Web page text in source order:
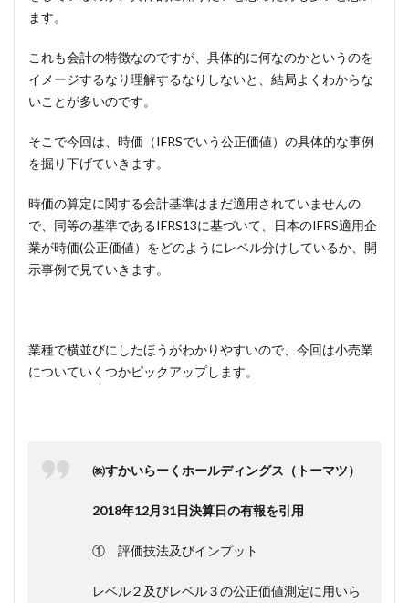
ます。
これも会計の特徴なのですが、具体的に何なのかというのを
イメージするなり理解するなりしないと、結局よくわからな
いことが多いのです。
そこで今回は、時価（IFRSでいう公正価値）の具体的な事例
を掘り下げていきます。
時価の算定に関する会計基準はまだ適用されていませんの
で、同等の基準であるIFRS13に基づいて、日本のIFRS適用企
業が時価(公正価値）をどのようにレベル分けしているか、開
示事例で見ていきます。
業種で横並びにしたほうがわかりやすいので、今回は小売業
についていくつかピックアップします。
㈱すかいらーくホールディングス（トーマツ）
2018年12月31日決算日の有報を引用
① 評価技法及びインプット
レベル２及びレベル３の公正価値測定に用いら